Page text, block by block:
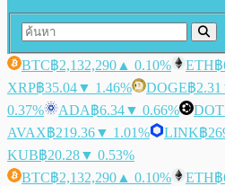
BTC฿2,132,290 ▲ 0.10% ETH฿
XRP฿35.04▼ 1.46% DOGE฿2.31
0.37%
ADA฿6.34▼ 0.66% DOT
AVAX฿219.36▼ 1.01% LINK฿
KUB฿20.28▼ 0.53%
BTC฿2,132,290 ▲ 0.10% ETH฿